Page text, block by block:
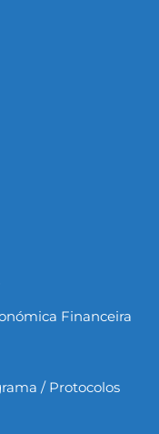
Financeira
/ Protocolos